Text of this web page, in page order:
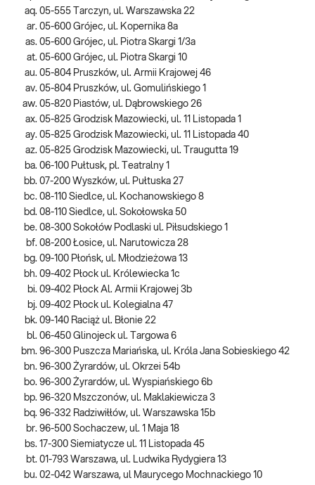
05-555 Tarczyn, ul. Warszawska 22
05-600 Grójec, ul. Kopernika 8a
05-600 Grójec, ul. Piotra Skargi 1/3a
05-600 Grójec, ul. Piotra Skargi 10
05-804 Pruszków, ul. Armii Krajowej 46
05-804 Pruszków, ul. Gomulińskiego 1
05-820 Piastów, ul. Dąbrowskiego 26
05-825 Grodzisk Mazowiecki, ul. 11 Listopada 1
05-825 Grodzisk Mazowiecki, ul. 11 Listopada 40
05-825 Grodzisk Mazowiecki, ul. Traugutta 19
06-100 Pułtusk, pl. Teatralny 1
07-200 Wyszków, ul. Pułtuska 27
08-110 Siedlce, ul. Kochanowskiego 8
08-110 Siedlce, ul. Sokołowska 50
08-300 Sokołów Podlaski ul. Piłsudskiego 1
08-200 Łosice, ul. Narutowicza 28
09-100 Płońsk, ul. Młodzieżowa 13
09-402 Płock ul. Królewiecka 1c
09-402 Płock Al. Armii Krajowej 3b
09-402 Płock ul. Kolegialna 47
09-140 Raciąż ul. Błonie 22
06-450 Glinojeck ul. Targowa 6
96-300 Puszcza Mariańska, ul. Króla Jana Sobieskiego 42
96-300 Żyrardów, ul. Okrzei 54b
96-300 Żyrardów, ul. Wyspiańskiego 6b
96-320 Mszczonów, ul. Maklakiewicza 3
96-332 Radziwiłłów, ul. Warszawska 15b
96-500 Sochaczew, ul. 1 Maja 18
17-300 Siemiatycze ul. 11 Listopada 45
01-793 Warszawa, ul. Ludwika Rydygiera 13
02-042 Warszawa, ul Maurycego Mochnackiego 10